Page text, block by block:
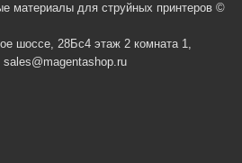
материалы для струйных принтеров ©
шоссе, 28Бс4 этаж 2 комната 1,